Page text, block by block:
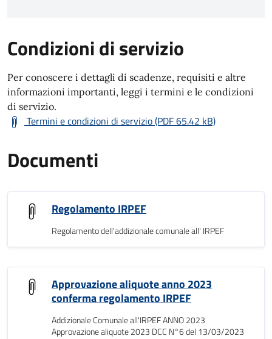
Condizioni di servizio
Per conoscere i dettagli di scadenze, requisiti e altre
informazioni importanti, leggi i termini e le condizioni
di servizio.
Termini e condizioni di servizio (PDF 65.42 kB)
Documenti
Regolamento IRPEF
Regolamento dell'addizionale comunale all' IRPEF
Approvazione aliquote anno 2023
conferma regolamento IRPEF
Addizionale Comunale all'IRPEF ANNO 2023
Approvazione aliquote 2023 DCC N°6 del 13/03/2023